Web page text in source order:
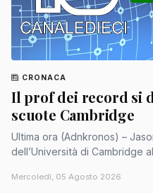
CRONACA
Il prof dei record si
scuote Cambridge
Ultima ora (Adnkronos) – Jason Arday, 41enne professore
dell’Università di Cambridge
Mercoledì, 05 Agosto 2026